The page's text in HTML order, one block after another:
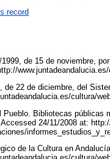
record
de 15 de noviembre,
de 22 de diciembre, del
cultura/
Pueblo. Bibliotecas
24/11/2008 at:
de la Cultura en